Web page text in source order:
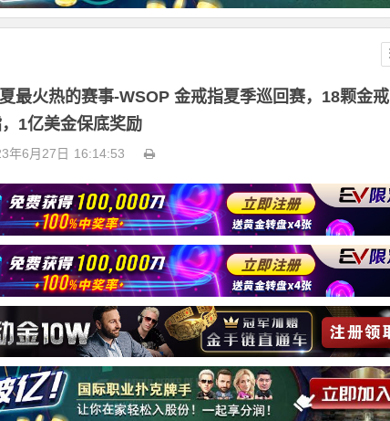
最火热的赛事-WSOP 金戒指夏季巡回赛，18颗金戒
1亿美金保底奖励
年6月27日 16:14:53